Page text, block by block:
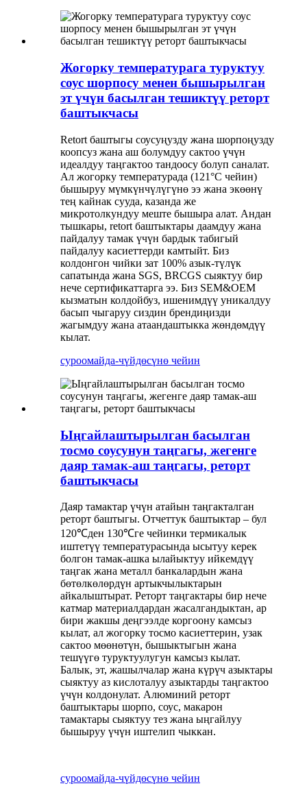
Жогорку температурага туруктуу
соус шорпосу менен бышырылган
эт үчүн басылган тешиктүү реторт
баштыкчасы
Retort баштыгы соусуңузду жана шорпоңузду
коопсуз жана аш болумдуу сактоо үчүн
идеалдуу таңгактоо тандоосу болуп саналат.
Ал жогорку температурада (121°C чейин)
бышыруу мүмкүнчүлүгүнө ээ жана экөөнү
тең кайнак сууда, казанда же
микротолкундуу меште бышыра алат. Андан
тышкары, retort баштыктары даамдуу жана
пайдалуу тамак үчүн бардык табигый
пайдалуу касиеттерди камтыйт. Биз
колдонгон чийки зат 100% азык-түлүк
сапатында жана SGS, BRCGS сыяктуу бир
нече сертификаттарга ээ. Биз SEM&OEM
кызматын колдойбуз, ишенимдүү уникалдуу
басып чыгаруу сиздин брендиңизди
жагымдуу жана атаандаштыкка жөндөмдүү
кылат.
суроомайда-чүйдөсүнө чейин
Ыңгайлаштырылган басылган
тосмо соусунун таңгагы, жегенге
даяр тамак-аш таңгагы, реторт
баштыкчасы
Даяр тамактар ​​үчүн атайын таңгакталган
реторт баштыгы. Отчеттук баштыктар – бул
120℃ден 130℃ге чейинки термикалык
иштетүү температурасында ысытуу керек
болгон тамак-ашка ылайыктуу ийкемдүү
таңгак жана металл банкалардын жана
бөтөлкөлөрдүн артыкчылыктарын
айкалыштырат. Реторт таңгактары бир нече
катмар материалдардан жасалгандыктан, ар
бири жакшы деңгээлде коргоону камсыз
кылат, ал жогорку тосмо касиеттерин, узак
сактоо мөөнөтүн, бышыктыгын жана
тешүүгө туруктуулугун камсыз кылат.
Балык, эт, жашылчалар жана күрүч азыктары
сыяктуу аз кислоталуу азыктарды таңгактоо
үчүн колдонулат. Алюминий реторт
баштыктары шорпо, соус, макарон
тамактары сыяктуу тез жана ыңгайлуу
бышыруу үчүн иштелип чыккан.
суроомайда-чүйдөсүнө чейин